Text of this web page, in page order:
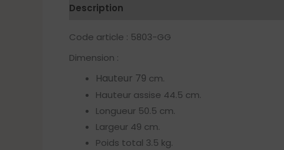
Description
Code article : 5803-GG
Dimension :
Hauteur 79 cm.
Hauteur assise 44.5 cm.
Longueur 50.5 cm.
Largeur 49 cm.
Poids total 3.5 kg.